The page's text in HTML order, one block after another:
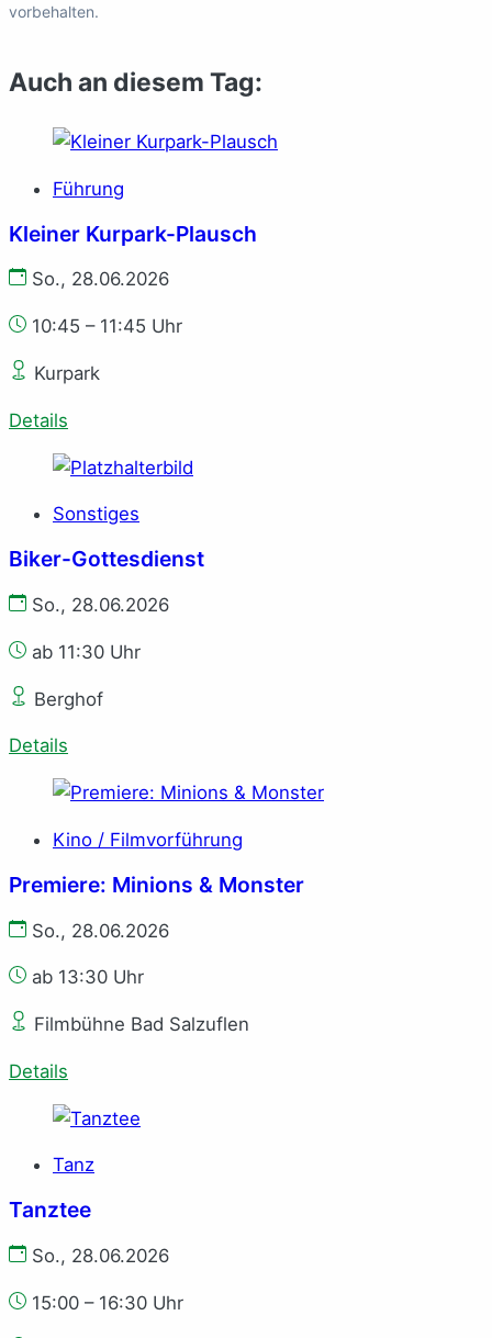
vorbehalten.
Auch an diesem Tag:
Führung
Kleiner Kurpark-Plausch
So., 28.06.2026
10:45 – 11:45 Uhr
Kurpark
Details
Sonstiges
Biker-Gottesdienst
So., 28.06.2026
ab 11:30 Uhr
Berghof
Details
Kino / Filmvorführung
Premiere: Minions & Monster
So., 28.06.2026
ab 13:30 Uhr
Filmbühne Bad Salzuflen
Details
Tanz
Tanztee
So., 28.06.2026
15:00 – 16:30 Uhr